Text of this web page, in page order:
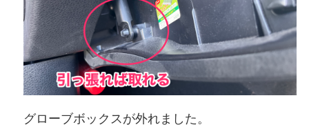
グローブボックスが外れました。